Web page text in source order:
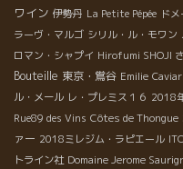
ワイン 伊勢丹 La Petite Pépée ド
ラーヴ・マルゴ シリル・ル・モワン
ロマン・シャプイ Hirofumi SHOJI
Bouteille 東京・鴬谷 Emilie Caviar
ル・メール レ・プレミス１６ 2018
Rue89 des Vins Côtes de Thongue
ァー 2018ミレジム・ラピエール
トライン社 Domaine Jerome